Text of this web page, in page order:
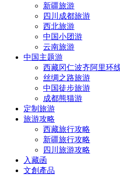
新疆旅游
四川成都旅游
西北旅游
中国小团游
云南旅游
中国主题游
西藏冈仁波齐阿里环
丝绸之路旅游
中国徒步旅游
成都熊猫游
定制旅游
旅游攻略
西藏旅行攻略
新疆旅行攻略
四川旅游攻略
入藏函
文創產品